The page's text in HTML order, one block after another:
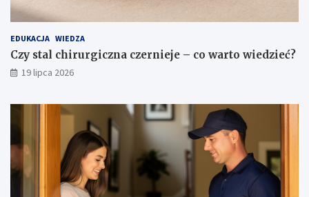
EDUKACJA WIEDZA
Czy stal chirurgiczna czernieje – co warto wiedzieć?
19 lipca 2026